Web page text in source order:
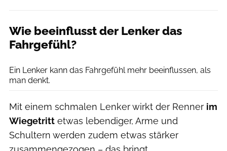
Wie beeinflusst der Lenker das
Fahrgefühl?
Ein Lenker kann das Fahrgefühl mehr beeinflussen, als
man denkt.
Mit einem schmalen Lenker wirkt der Renner im
Wiegetritt etwas lebendiger, Arme und
Schultern werden zudem etwas stärker